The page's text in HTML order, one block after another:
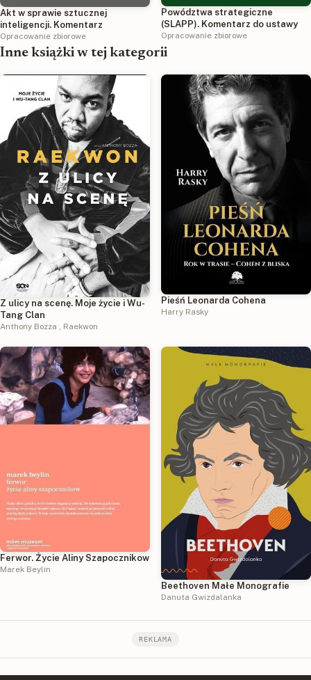
Akt w sprawie sztucznej
inteligencji. Komentarz
Opracowanie zbiorowe
Powództwa strategiczne
(SLAPP). Komentarz do ustawy
Opracowanie zbiorowe
Inne książki w tej kategorii
Z ulicy na scenę. Moje życie i Wu-
Tang Clan
Anthony Bozza Raekwon
Pieśń Leonarda Cohena
Harry Rasky
Ferwor. Życie Aliny Szapocznikow
Marek Beylin
Beethoven Małe Monografie
Danuta Gwizdalanka
REKLAMA